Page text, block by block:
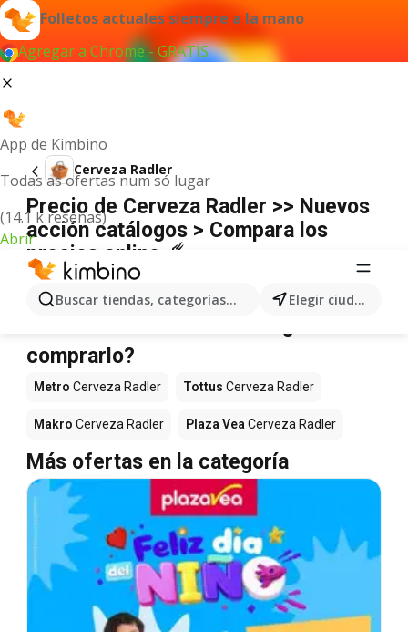
Folletos actuales siempre a la mano
Agregar a Chrome - GRATIS
App de Kimbino
Todas as ofertas num só lugar
(14.1 k reseñas)
Abrir
Buscar tiendas, categorías, productos... Elegir ciudad
Cerveza Radler
Precio de Cerveza Radler >> Nuevos
acción catálogos > Compara los
precios online ☄️
No hemos encontrado resultados para este
término.
comprarlo?
Metro Cerveza Radler Tottus Cerveza Radler
Makro Cerveza Radler Plaza Vea Cerveza Radler
Más ofertas en la categoría